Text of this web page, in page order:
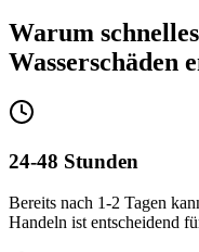
Warum
Wasserschäden
24-48 Stunden
Bereits nach 1-2 Tagen
Handeln ist entscheidend